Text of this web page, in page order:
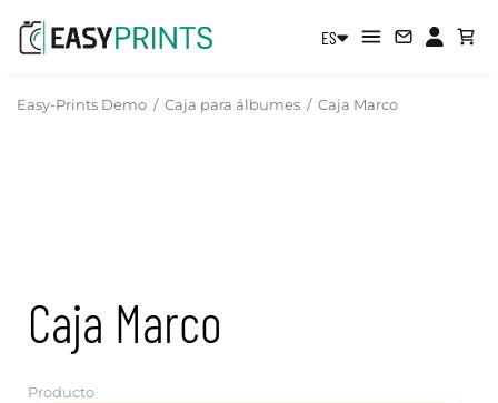
ES
Easy-Prints Demo / Caja para álbumes / Caja Marco
Caja Marco
Producto